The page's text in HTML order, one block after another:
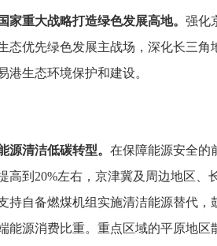
家重大战略打造绿色发展高地。 强化
态优先绿色发展主战场，深化长三
港生态环境保护和建设。
源清洁低碳转型。 在保障能源安全的
高到20%左右，京津冀及周边地区
持自备燃煤机组实施清洁能源替代
能源消费比重。重点区域的平原地